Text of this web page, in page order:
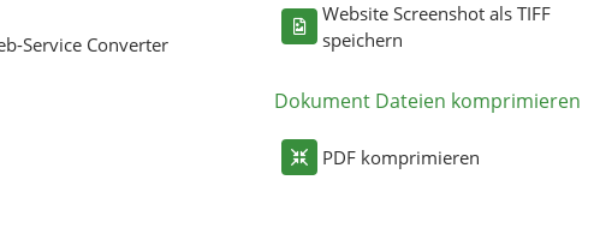
Service Converter
Website Screenshot als TIFF
speichern
Dokument Dateien komprimieren
PDF komprimieren